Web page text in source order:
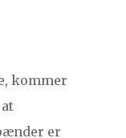
kommer
er